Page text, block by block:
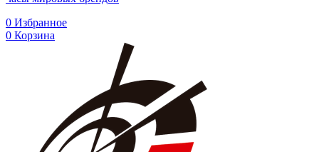
0 Избранное
0 Корзина